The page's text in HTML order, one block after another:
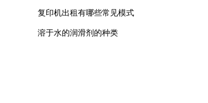
复印机出租有哪些常见模式
溶于水的润滑剂的种类